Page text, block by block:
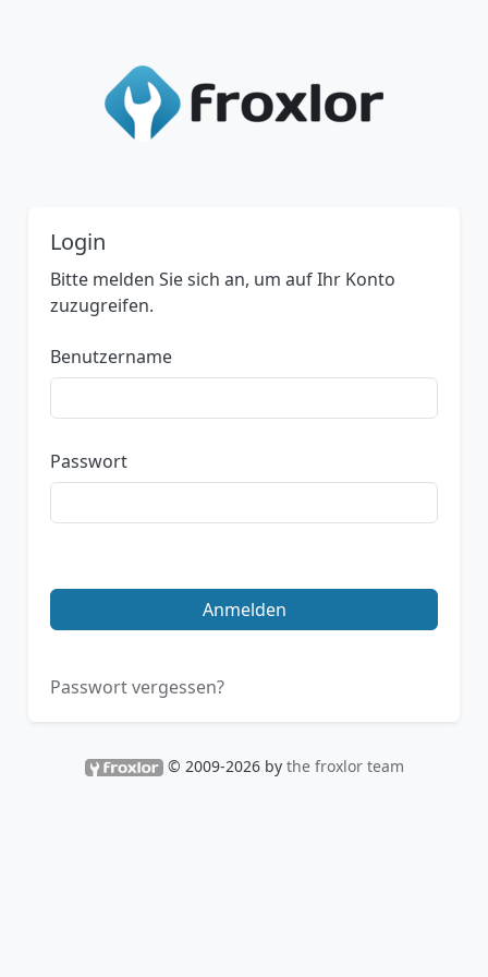
Login
Bitte melden Sie sich an, um auf Ihr Konto
zuzugreifen.
Benutzername
Passwort
Anmelden
Passwort vergessen?
© 2009-2026 by the froxlor team